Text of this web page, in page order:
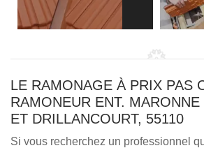
LE RAMONAGE À PRIX PAS
RAMONEUR ENT.
ET DRILLANCOURT, 55110
Si vous recherchez un professionnel